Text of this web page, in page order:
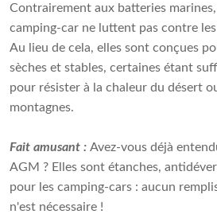
Contrairement aux batteries
camping-car ne luttent pas contre les
Au lieu de cela, elles sont conçues
sèches et stables, certaines étant
pour résister à la chaleur du désert
montagnes.
Fait amusant : Avez-vous déjà
AGM ? Elles sont étanches,
pour les camping-cars : aucun
n'est nécessaire !